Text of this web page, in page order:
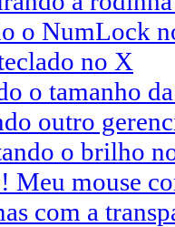
o NumLock
no X
o tamanho
outro
o brilho
Meu mouse
com a